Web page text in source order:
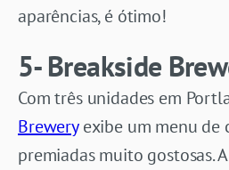
aparências, é ótimo!
5- Breakside
Com três unidades em
Breweryexibe um menu de
premiadas muito gostosas.